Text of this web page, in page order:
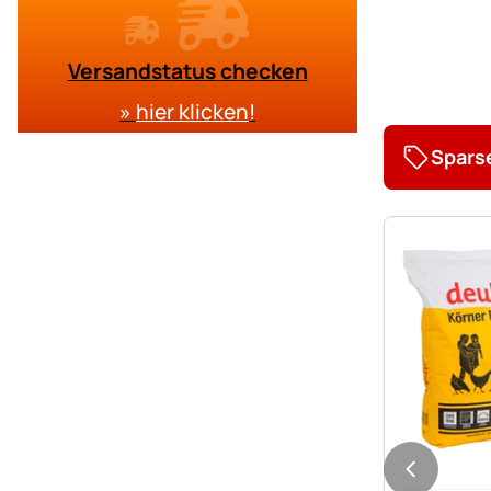
Versandstatus checken
» hier klicken!